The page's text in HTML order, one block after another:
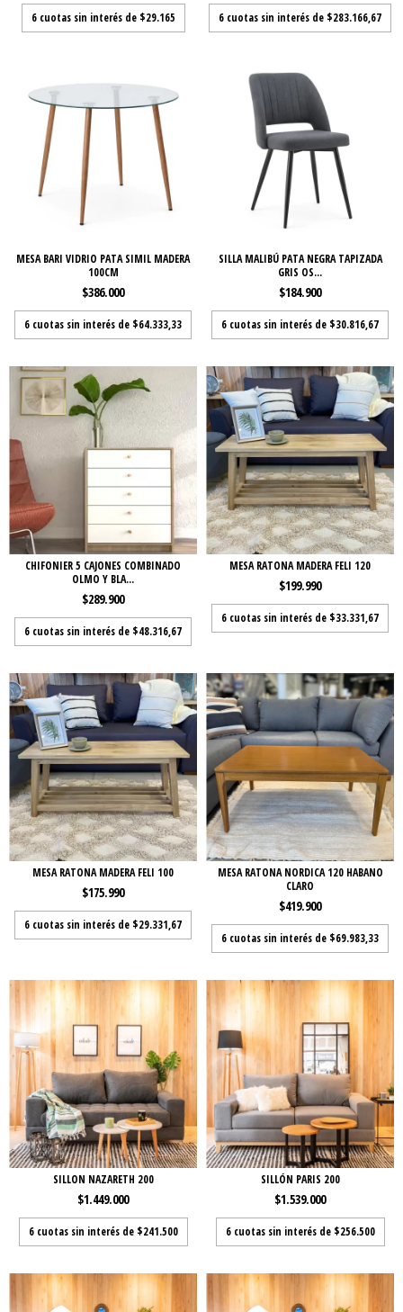
6 cuotas sin interés de $29.165 6 cuotas sin interés de $283.166,67
MESA BARI VIDRIO PATA SIMIL MADERA
100CM
$386.000
6 cuotas sin interés de $64.333,33
SILLA MALIBÚ PATA NEGRA TAPIZADA
GRIS OS...
$184.900
6 cuotas sin interés de $30.816,67
CHIFONIER 5 CAJONES COMBINADO
OLMO Y BLA...
$289.900
6 cuotas sin interés de $48.316,67
MESA RATONA MADERA FELI 120
$199.990
6 cuotas sin interés de $33.331,67
MESA RATONA MADERA FELI 100
$175.990
6 cuotas sin interés de $29.331,67
MESA RATONA NORDICA 120 HABANO
CLARO
$419.900
6 cuotas sin interés de $69.983,33
SILLON NAZARETH 200
$1.449.000
6 cuotas sin interés de $241.500
SILLÓN PARIS 200
$1.539.000
6 cuotas sin interés de $256.500